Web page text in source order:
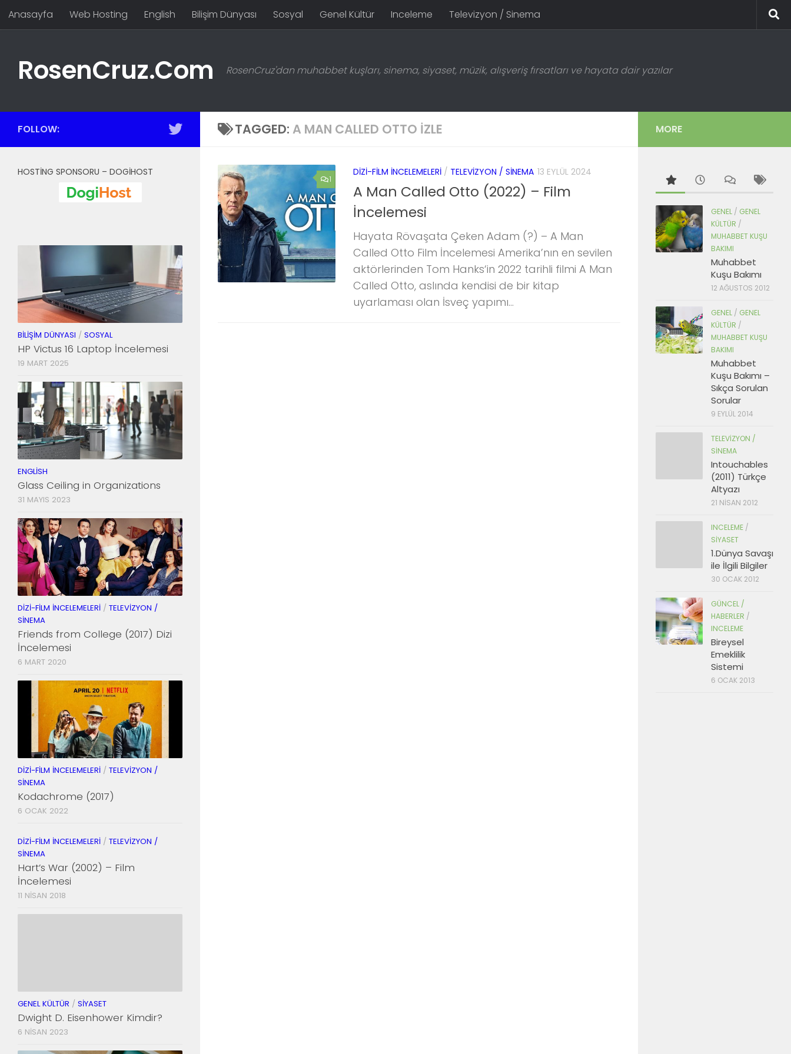
Skip to content
Anasayfa Web Hosting English Bilişim Dünyası Sosyal Genel Kültür Inceleme Televizyon / Sinema
RosenCruz.Com RosenCruz'dan muhabbet kuşları, sinema, siyaset, müzik, alışveriş fırsatları ve hayata dair yazılar
TAGGED: A MAN CALLED OTTO IZLE
1
DIZI-FILM İNCELEMELERI / TELEVIZYON / SINEMA 13 EYLÜL 2024
A Man Called Otto (2022) – Film
İncelemesi
Hayata Rövaşata Çeken Adam (?) – A Man
Called Otto Film İncelemesi Amerika’nın en sevilen
aktörlerinden Tom Hanks‘in 2022 tarihli filmi A Man
Called Otto, aslında kendisi de bir kitap
uyarlaması olan İsveç yapımı...
FOLLOW:
HOSTING SPONSORU – DOGIHOST
BILIŞIM DÜNYASI / SOSYAL
HP Victus 16 Laptop İncelemesi
19 MART 2025
ENGLISH
Glass Ceiling in Organizations
31 MAYIS 2023
DIZI-FILM İNCELEMELERI / TELEVIZYON /
SINEMA
Friends from College (2017) Dizi
İncelemesi
6 MART 2020
DIZI-FILM İNCELEMELERI / TELEVIZYON /
SINEMA
Kodachrome (2017)
6 OCAK 2022
DIZI-FILM İNCELEMELERI / TELEVIZYON /
SINEMA
Hart’s War (2002) – Film
İncelemesi
11 NISAN 2018
GENEL KÜLTÜR / SIYASET
Dwight D. Eisenhower Kimdir?
6 NISAN 2023
MORE
GENEL / GENEL
KÜLTÜR /
MUHABBET KUŞU
BAKIMI
Muhabbet
Kuşu Bakımı
12 AĞUSTOS 2012
GENEL / GENEL
KÜLTÜR /
MUHABBET KUŞU
BAKIMI
Muhabbet
Kuşu Bakımı –
Sıkça Sorulan
Sorular
9 EYLÜL 2014
TELEVIZYON /
SINEMA
Intouchables
(2011) Türkçe
Altyazı
21 NISAN 2012
INCELEME /
SIYASET
1.Dünya Savaşı
ile İlgili Bilgiler
30 OCAK 2012
GÜNCEL /
HABERLER /
INCELEME
Bireysel
Emeklilik
Sistemi
6 OCAK 2013